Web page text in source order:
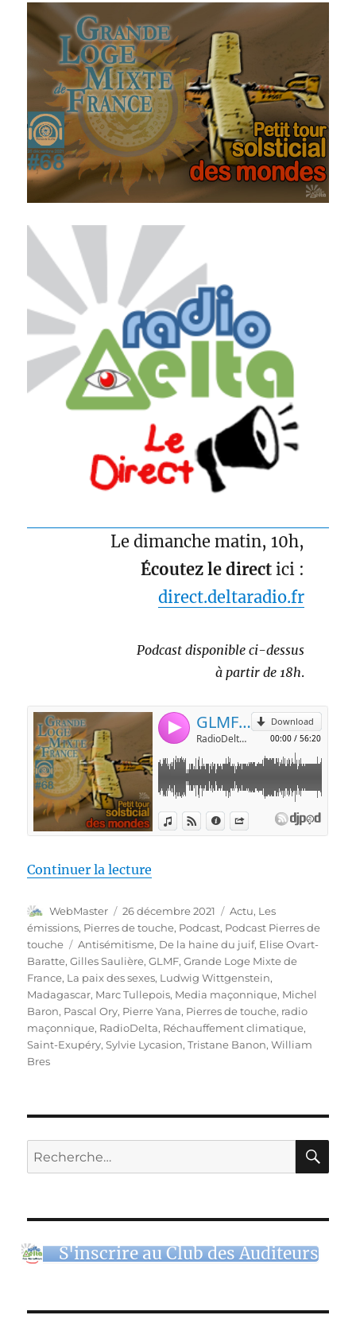
Le dimanche matin, 10h,
Écoutez le direct ici :
direct.deltaradio.fr
Podcast disponible ci-dessus
à partir de 18h.
Continuer la lecture
Auteur
WebMaster
Publié
le
26 décembre 2021 Catégories
Actu, Les
émissions, Pierres de touche, Podcast, Podcast Pierres de
touche
Étiquettes
Antisémitisme, De la haine du juif, Elise Ovart-
Baratte,Gilles Saulière,GLMF,Grande Loge Mixte de
France, La paix des sexes, Ludwig Wittgenstein,
Madagascar, Marc Tullepois, Media maçonnique, Michel
Baron, Pascal Ory, Pierre Yana, Pierres de touche, radio
maçonnique, RadioDelta, Réchauffement climatique,
Saint-Exupéry,Sylvie Lycasion,Tristane Banon,William
Bres
Recherche
pour :
S'inscrire au Club des Auditeurs